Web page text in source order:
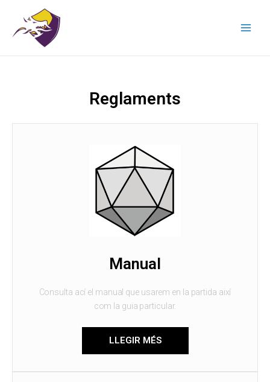
Reglaments
Manual
Consulta ací el manual que usarem en la partida així
com la guia particular.
LLEGIR MÉS